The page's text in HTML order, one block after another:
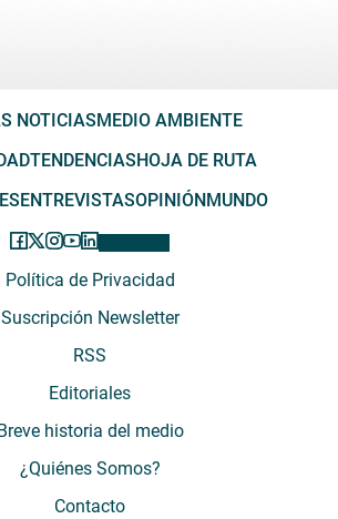
NOTICIASMEDIO AMBIENTE
TENDENCIASHOJA DE RUTA
ENTREVISTASOPINIÓNMUNDO
Política de Privacidad
Suscripción Newsletter
RSS
Editoriales
historia del medio
¿Quiénes Somos?
Contacto